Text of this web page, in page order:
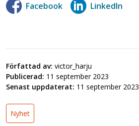
Facebook LinkedIn
Författad av: victor_harju
Publicerad: 11 september 2023
Senast uppdaterat: 11 september 2023
Nyhet